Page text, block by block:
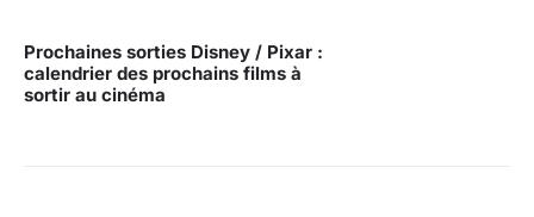
Prochaines sorties Disney / Pixar :
calendrier des prochains films à
sortir au cinéma